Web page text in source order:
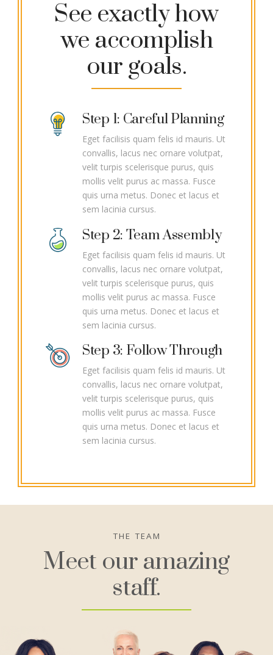
See exactly how
we accomplish
our goals.
Step 1: Careful Planning
Eget facilisis quam felis id mauris. Ut
convallis, lacus nec ornare volutpat,
velit turpis scelerisque purus, quis
mollis velit purus ac massa. Fusce
quis urna metus. Donec et lacus et
sem lacinia cursus.
Step 2: Team Assembly
Eget facilisis quam felis id mauris. Ut
convallis, lacus nec ornare volutpat,
velit turpis scelerisque purus, quis
mollis velit purus ac massa. Fusce
quis urna metus. Donec et lacus et
sem lacinia cursus.
Step 3: Follow Through
Eget facilisis quam felis id mauris. Ut
convallis, lacus nec ornare volutpat,
velit turpis scelerisque purus, quis
mollis velit purus ac massa. Fusce
quis urna metus. Donec et lacus et
sem lacinia cursus.
THE TEAM
Meet our amazing
staff.